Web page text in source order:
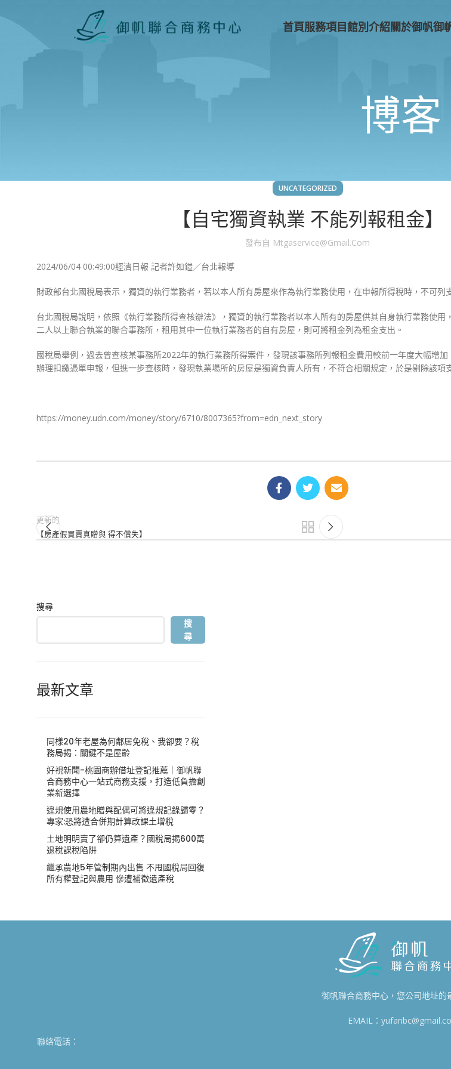
首頁服務項目館別介紹關於御帆御
博客
UNCATEGORIZED
【自宅獨資執業 不能列報租金】
發布自 Mtgaservice@gmail.com
2024/06/04 00:49:00經濟日報 記者許如鎧／台北報導
財政部台北國稅局表示，獨資的執行業務者，若以本人所有房屋來作為執行業務使用，在申報所得稅時，不可列
台北國稅局說明，依照《執行業務所得查核辦法》，獨資的執行業務者以本人所有的房屋供其自身執行業務使用
二人以上聯合執業的聯合事務所，租用其中一位執行業務者的自有房屋，則可將租金列為租金支出。
國稅局舉例，過去曾查核某事務所2022年的執行業務所得案件，發現該事務所列報租金費用較前一年度大幅增
辦理扣繳憑單申報，但進一步查核時，發現執業場所的房屋是獨資負責人所有，不符合相關規定，於是剔除該項
https://money.udn.com/money/story/6710/8007365?from=edn_next_story
更新的
【房產假買賣真贈與 得不償失】
搜尋
搜
尋
最新文章
同樣20年老屋為何鄰居免稅、我卻要？稅
務局揭：關鍵不是屋齡
好視新聞-桃園商辦借址登記推薦｜御帆聯
合商務中心一站式商務支援，打造低負擔創
業新選擇
違規使用農地贈與配偶可將違規記錄歸零？
專家:恐將遭合併期計算改課土增稅
土地明明賣了卻仍算遺產？國稅局揭600萬
退稅課稅陷阱
繼承農地5年管制期內出售 不甩國稅局回復
所有權登記與農用 慘遭補徵遺產稅
御帆聯合商務中心，您公司地址的
聯絡電話：
EMAIL：